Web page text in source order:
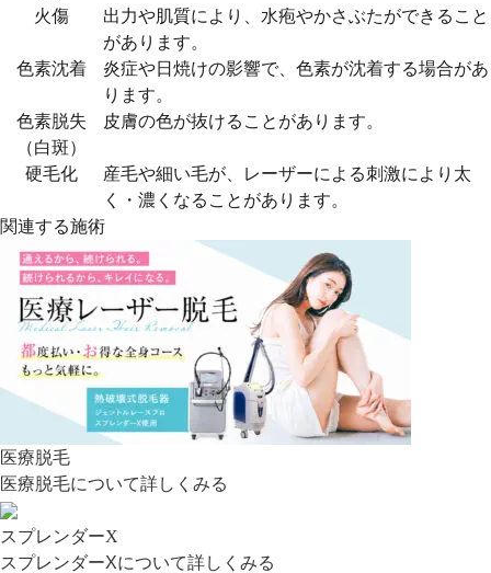
火傷
出力や肌質により、水疱やかさぶたができること
があります。
色素沈着
炎症や日焼けの影響で、色素が沈着する場合があ
ります。
色素脱失
（白斑）
皮膚の色が抜けることがあります。
硬毛化
産毛や細い毛が、レーザーによる刺激により太
く・濃くなることがあります。
関連する施術
医療脱毛
医療脱毛について詳しくみる
スプレンダーX
スプレンダーXについて詳しくみる